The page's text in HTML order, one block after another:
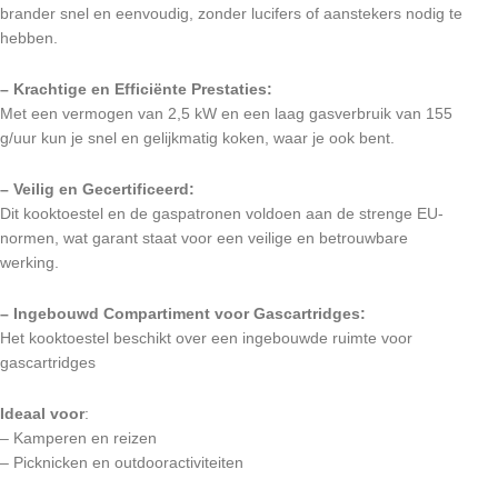
brander snel en eenvoudig, zonder lucifers of aanstekers nodig te
hebben.
– Krachtige en Efficiënte Prestaties:
Met een vermogen van 2,5 kW en een laag gasverbruik van 155
g/uur kun je snel en gelijkmatig koken, waar je ook bent.
– Veilig en Gecertificeerd:
Dit kooktoestel en de gaspatronen voldoen aan de strenge EU-
normen, wat garant staat voor een veilige en betrouwbare
werking.
– Ingebouwd Compartiment voor Gascartridges:
Het kooktoestel beschikt over een ingebouwde ruimte voor
gascartridges
Ideaal voor:
– Kamperen en reizen
– Picknicken en outdooractiviteiten